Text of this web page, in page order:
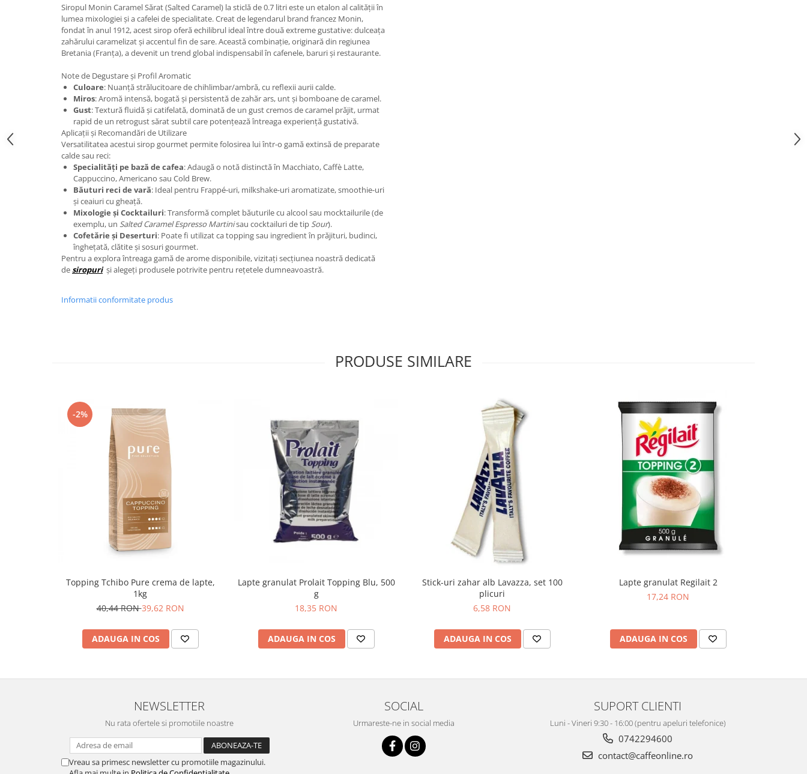
Piese schimb espressoare
Accesorii si intretinere
Altele
Siropul Monin Caramel Sărat (Salted Caramel) la sticlă de 0.7 litri este un etalon al calității în
lumea mixologiei și a cafelei de specialitate. Creat de legendarul brand francez Monin,
fondat în anul 1912, acest sirop oferă echilibrul ideal între două extreme gustative: dulceața
zahărului caramelizat și accentul fin de sare. Această combinație, originară din regiunea
Bretania (Franța), a devenit un trend global indispensabil în cafenele, baruri și restaurante.
Note de Degustare și Profil Aromatic
Culoare: Nuanță strălucitoare de chihlimbar/ambră, cu reflexii aurii calde.
Miros: Aromă intensă, bogată și persistentă de zahăr ars, unt și bomboane de caramel.
Gust: Textură fluidă și catifelată, dominată de un gust cremos de caramel prăjit, urmat
rapid de un retrogust sărat subtil care potențează întreaga experiență gustativă.
Aplicații și Recomandări de Utilizare
Versatilitatea acestui sirop gourmet permite folosirea lui într-o gamă extinsă de preparate
calde sau reci:
Specialități pe bază de cafea: Adaugă o notă distinctă în Macchiato, Caffè Latte,
Cappuccino, Americano sau Cold Brew.
Băuturi reci de vară: Ideal pentru Frappé-uri, milkshake-uri aromatizate, smoothie-uri
și ceaiuri cu gheață.
Mixologie și Cocktailuri: Transformă complet băuturile cu alcool sau mocktailurile (de
exemplu, un Salted Caramel Espresso Martinisau cocktailuri de tip Sour).
Cofetărie și Deserturi: Poate fi utilizat ca topping sau ingredient în prăjituri, budinci,
înghețată, clătite și sosuri gourmet.
Pentru a explora întreaga gamă de arome disponibile, vizitați secțiunea noastră dedicată
desiropuriși alegeți produsele potrivite pentru rețetele dumneavoastră.
Informatii conformitate produs
PRODUSE SIMILARE
-2%
Topping Tchibo Pure crema de lapte,
1kg
40,44 RON39,62 RON
ADAUGA IN COS
Lapte granulat Prolait Topping Blu, 500
g
18,35 RON
ADAUGA IN COS
Stick-uri zahar alb Lavazza, set 100
plicuri
6,58 RON
ADAUGA IN COS
Lapte granulat Regilait 2
17,24 RON
ADAUGA IN COS
NEWSLETTER
Nu rata ofertele si promotiile noastre
Vreau sa primesc newsletter cu promotiile magazinului.
SOCIAL
Urmareste-ne in social media
SUPORT CLIENTI
Luni - Vineri 9:30 - 16:00 (pentru apeluri telefonice)
0742294600
contact@caffeonline.ro